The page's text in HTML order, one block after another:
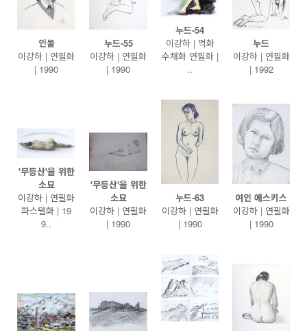
인물
이강하 | 연필화
| 1990
누드-55
이강하 | 연필화
| 1990
누드-54
이강하 | 먹화
수채화 연필화 |
..
누드
이강하 | 연필화
| 1992
'무등산'을 위한
소묘
이강하 | 연필화
파스텔화 | 19
9..
'무등산'을 위한
소묘
이강하 | 연필화
| 1990
누드-63
이강하 | 연필화
| 1990
여인 에스키스
이강하 | 연필화
| 1990